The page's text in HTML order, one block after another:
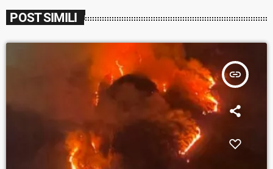
POST SIMILI
insert_link